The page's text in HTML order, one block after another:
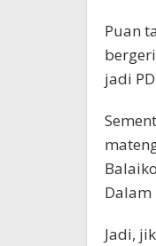
Puan
jadi
Dalam
Jadi,